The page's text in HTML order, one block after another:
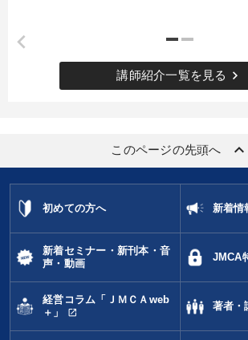
講師紹介一覧を見る keyboard_arrow_right
このページの先頭へ keyboard_arrow_up
初めての方へ 新着情
新着セミナー・新刊本・音
声・動画
JMCA
経営コラム「ＪＭＣＡweb
＋」
open_in_new
著者・